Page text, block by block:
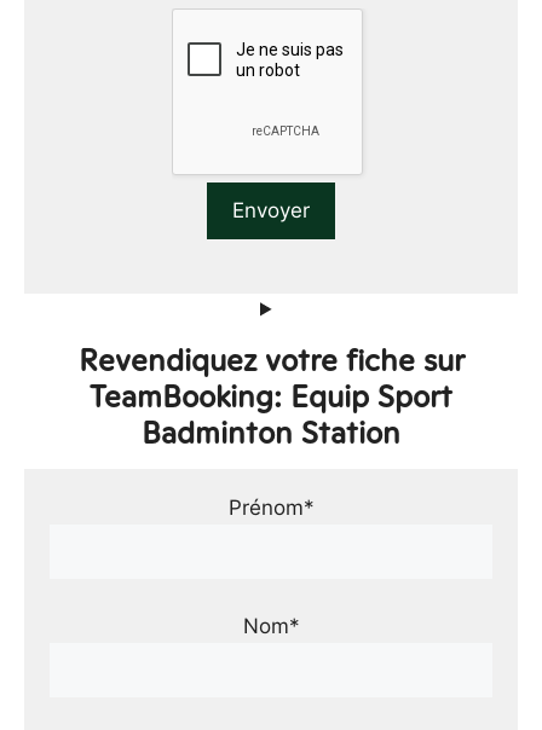
Revendiquez votre fiche sur
TeamBooking: Equip Sport
Badminton Station
Prénom*
Nom*